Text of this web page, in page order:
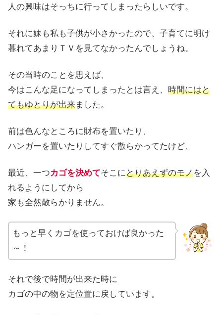
人の興味はそっちに行ってしまったらしいです。
それに妹も私も子供が小さかったので、子育てに明け
暮れてあまりＴＶを見てなかったんでしょうね。
その当時のことを思えば、
今はこんな足になってしまったとは言え、 時間にはと
てもゆとりが出来ました。
前は色んなところに財布を置いたり、
ハンガーを置いたりしてすぐ散らかってたけど、
最近、一つカゴを決めてそこにとりあえずのモノを入
れるようにしてから
家も全然散らかりません。
もっと早くカゴを使っておけば良かった
～！
それで後で時間が出来た時に
カゴの中の物を定位置に戻しています。